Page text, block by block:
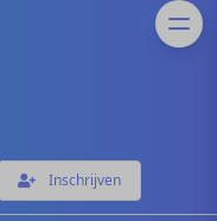
Inschrijven